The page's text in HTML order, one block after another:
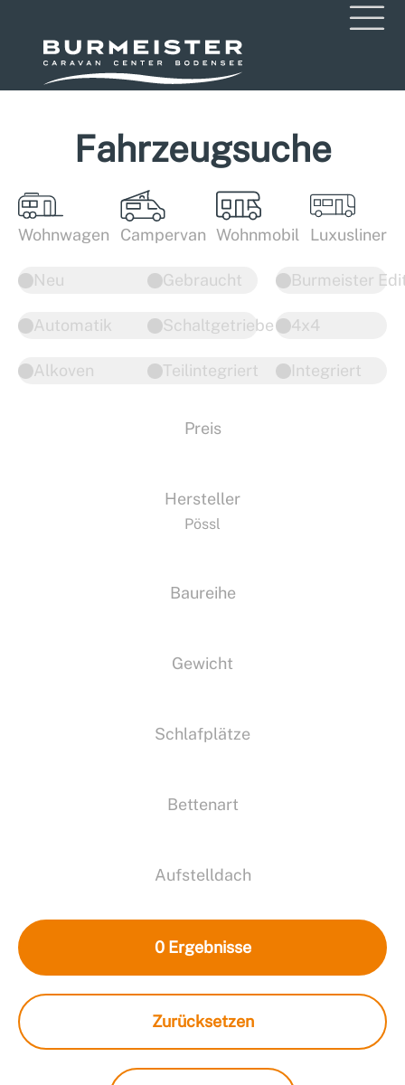
Fahrzeugsuche
Wohnwagen Campervan Wohnmobil Luxusliner
Neu Gebraucht
4x4
Automatik Schaltgetriebe
Burmeister
Alkoven Teilintegriert Integriert
Preis
Hersteller
Pössl
Baureihe
Gewicht
Schlafplätze
Bettenart
Aufstelldach
0 Ergebnisse
Zurücksetzen